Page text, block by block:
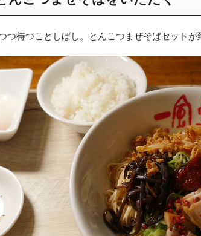
つ待つことしばし。とんこつまぜそばセットが